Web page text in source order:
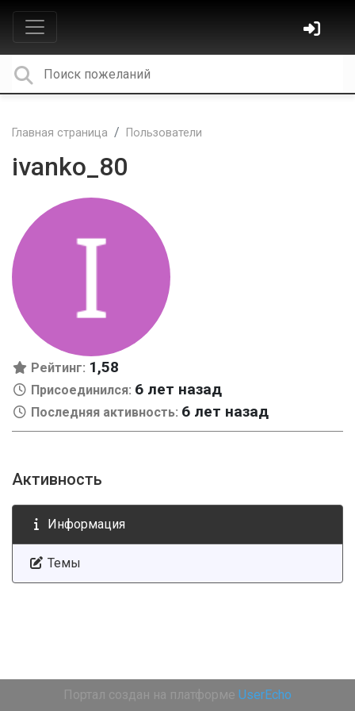
Главная страница Пользователи
ivanko_80
Рейтинг: 1,58
Присоединился: 6 лет назад
Последняя активность: 6 лет назад
Активность
Информация
Темы
Портал создан на платформе UserEcho